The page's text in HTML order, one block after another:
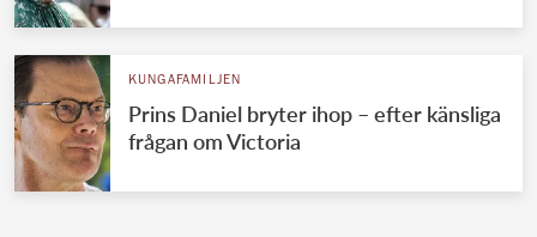
KUNGAFAMILJEN
Prins Daniel bryter ihop – efter känsliga
frågan om Victoria